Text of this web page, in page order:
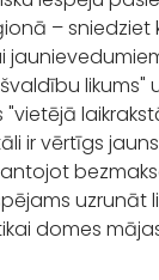
– sniedziet
ir vērtīgs
uzrunāt
domes